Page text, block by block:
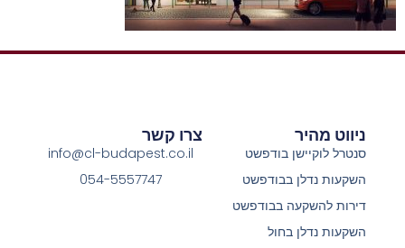
ניווט מהיר
סנטרל לוקיישן בודפשט
השקעות נדלן בבודפשט
דירות להשקעה בבודפשט
השקעות נדלן בחול
צרו קשר
info@cl-budapest.co.il
054-5557747